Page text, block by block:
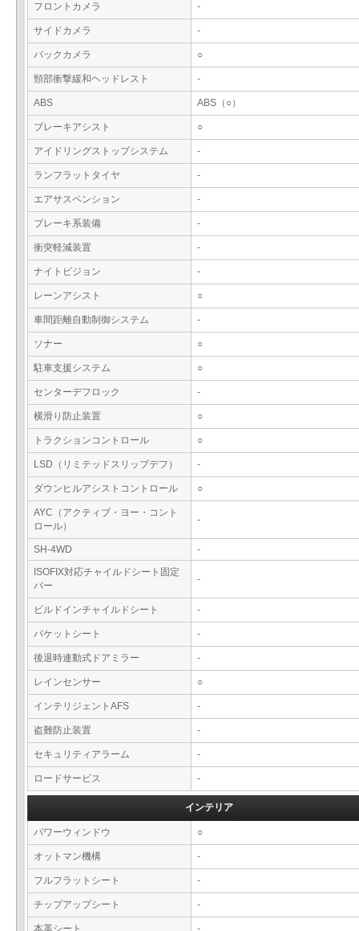
フロントカメラ -
サイドカメラ -
バックカメラ ○
頸部衝撃緩和ヘッドレスト -
ABS ABS（○）
ブレーキアシスト ○
アイドリングストップシステム -
ランフラットタイヤ -
エアサスペンション -
ブレーキ系装備 -
衝突軽減装置 -
ナイトビジョン -
レーンアシスト ○
車間距離自動制御システム -
ソナー ○
駐車支援システム ○
センターデフロック -
横滑り防止装置 ○
トラクションコントロール ○
LSD（リミテッドスリップデフ） -
ダウンヒルアシストコントロール ○
AYC（アクティブ・ヨー・コント
ロール）
-
SH-4WD
-
ISOFIX対応チャイルドシート固定
バー
-
ビルドインチャイルドシート -
バケットシート -
後退時連動式ドアミラー -
レインセンサー ○
インテリジェントAFS -
盗難防止装置 -
セキュリティアラーム -
ロードサービス -
インテリア
パワーウィンドウ ○
オットマン機構 -
フルフラットシート -
チップアップシート -
本革シート -